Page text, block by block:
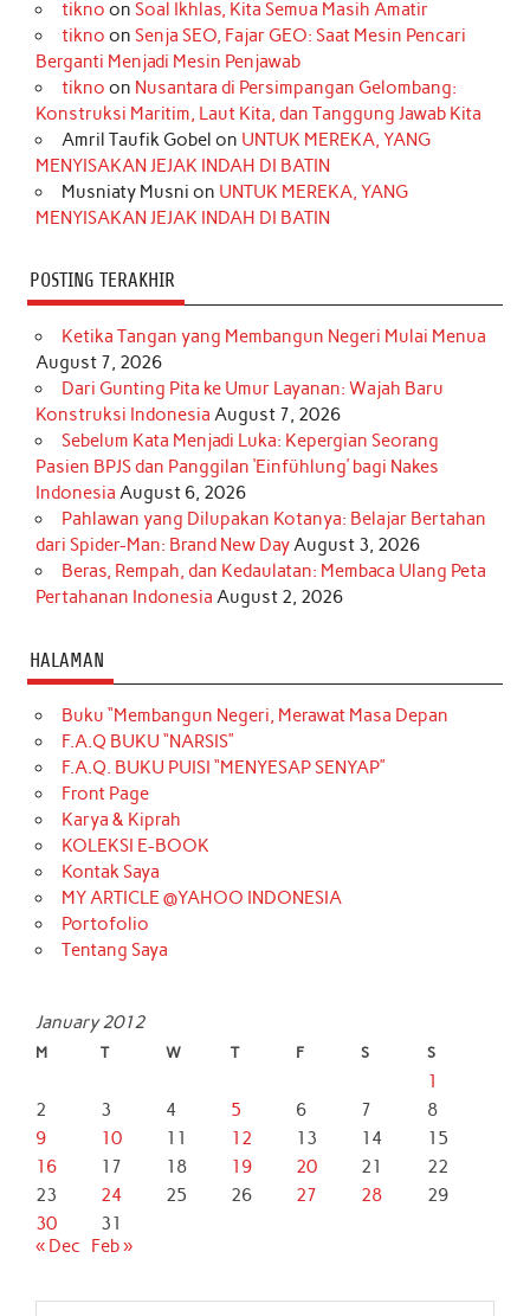
b
o
k
a
r
a
m
o
k
e
r
e
s
t
e
d
I
n
t
r
u
e
tikno on Soal Ikhlas, Kita Semua Masih Amatir
tikno on Senja SEO, Fajar GEO: Saat Mesin Pencari
Berganti Menjadi Mesin Penjawab
tikno on Nusantara di Persimpangan Gelombang:
Konstruksi Maritim, Laut Kita, dan Tanggung Jawab Kita
Amril Taufik Gobel on UNTUK MEREKA, YANG
MENYISAKAN JEJAK INDAH DI BATIN
Musniaty Musni on UNTUK MEREKA, YANG
MENYISAKAN JEJAK INDAH DI BATIN
POSTING TERAKHIR
Ketika Tangan yang Membangun Negeri Mulai Menua
August 7, 2026
Dari Gunting Pita ke Umur Layanan: Wajah Baru
Konstruksi Indonesia August 7, 2026
Sebelum Kata Menjadi Luka: Kepergian Seorang
Pasien BPJS dan Panggilan ‘Einfühlung’ bagi Nakes
Indonesia August 6, 2026
Pahlawan yang Dilupakan Kotanya: Belajar Bertahan
dari Spider-Man: Brand New DayAugust 3, 2026
Beras, Rempah, dan Kedaulatan: Membaca Ulang Peta
Pertahanan Indonesia August 2, 2026
HALAMAN
Buku “Membangun Negeri, Merawat Masa Depan
F.A.Q BUKU “NARSIS”
F.A.Q. BUKU PUISI “MENYESAP SENYAP”
Front Page
Karya & Kiprah
KOLEKSI E-BOOK
Kontak Saya
MY ARTICLE @YAHOO INDONESIA
Portofolio
Tentang Saya
January 2012
M T W T F S S
1
2
3 4 5 6 7
8
9
10 11 12 13 14
15
16
17 18 19 20 21
22
23
24 25 26 27 28
29
30
31
« Dec
Feb »